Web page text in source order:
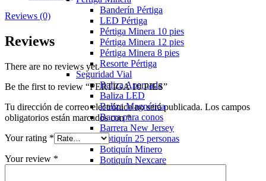
Banderín Pértiga
LED Pértiga
Pértiga Minera 10 pies
Pértiga Minera 12 pies
Pértiga Minera 8 pies
Resorte Pértiga
Seguridad Vial
Baliza Apernada
Baliza LED
Baliza Magnética
Barra para conos
Barrera New Jersey
Botiquín 25 personas
Botiquín Minero
Botiquín Nexcare
Reviews (0)
Reviews
There are no reviews yet.
Be the first to review “PERTIGA 10 PIES”
Tu dirección de correo electrónico no será publicada. Los campos
obligatorios están marcados con*
Your rating *
Your review *